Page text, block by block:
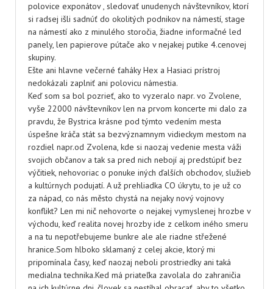
polovice exponátov , sledovať unudenych návštevníkov, ktorí
si radsej išli sadnúť do okolitých podnikov na námestí, stage
na námestí ako z minulého storočia, žiadne informačné led
panely, len papierove pútače ako v nejakej putike 4.cenovej
skupiny.
Ešte ani hlavne večerné ťaháky Hex a Hasiaci prístroj
nedokázali zaplniť ani polovicu námestia.
Keď som sa bol pozrieť, ako to vyzeralo napr. vo Zvolene,
vyše 22000 návštevníkov len na prvom koncerte mi dalo za
pravdu, že Bystrica krásne pod týmto vedením mesta
úspešne kráča stát sa bezvýznamnym vidieckym mestom na
rozdiel napr.od Zvolena, kde si naozaj vedenie mesta váži
svojich občanov a tak sa pred nich nebojí aj predstúpiť bez
výčitiek, nehovoriac o ponuke iných ďalších obchodov, služieb
a kultúrnych podujatí. A už prehliadka CO úkrytu, to je už co
za nápad, co nás město chystá na nejaky nový vojnovy
konflikt? Len mi nič nehovorte o nejakej vymyslenej hrozbe v
východu, keď realita novej hrozby ide z celkom iného smeru
a na tu nepotřebujeme bunkre ale ale riadne střežené
hranice.Som hlboko sklamaný z celej akcie, ktorý mi
pripomínala časy, keď naozaj neboli prostriedky ani taká
medialna technika.Ked má priateľka zavolala do zahraničia